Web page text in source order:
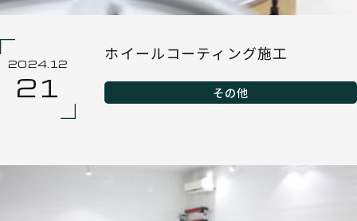
2024.12
21
ホイールコーティング施工
その他